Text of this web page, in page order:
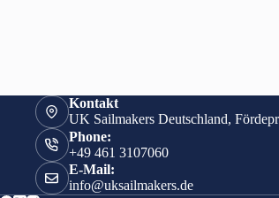
Kontakt
UK Sailmakers Deutschland,
Phone:
+49 461 3107060
E-Mail:
info@uksailmakers.de